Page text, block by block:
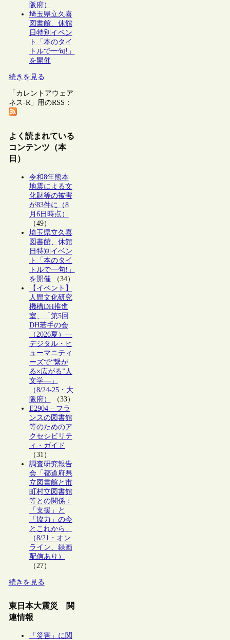
阪府）
埼玉県立久喜
図書館、休館
日特別イベン
ト「本のタイ
トルで一句!」
を開催
続きを見る
「カレントアウェア
ネス-R」用のRSS：
よく読まれている
コンテンツ（本
日）
令和8年熊本
地震による文
化財等の被害
が83件に（8
月6日時点）
（49）
埼玉県立久喜
図書館、休館
日特別イベン
ト「本のタイ
トルで一句!」
を開催（34）
【イベント】
人間文化研究
機構DH推進
室、「第5回
DH若手の会
（2026夏）―
デジタル・ヒ
ューマニティ
ーズで“繋が
る×広がる”人
文学―」
（8/24-25・大
阪府）
（33）
E2904 – フラ
ンスの図書館
等のためのア
クセシビリテ
ィ・ガイド
（31）
調査研究報告
会「都道府県
立図書館と市
町村立図書館
等との関係：
「支援」と
「協力」の今
とこれから」
（8/21・オン
ライン、録画
配信あり）
（27）
続きを見る
東日本大震災 関
連情報
「災害」に関